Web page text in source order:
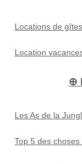
Locations de
Location
⊕
Les As de la
Top 5 des choses